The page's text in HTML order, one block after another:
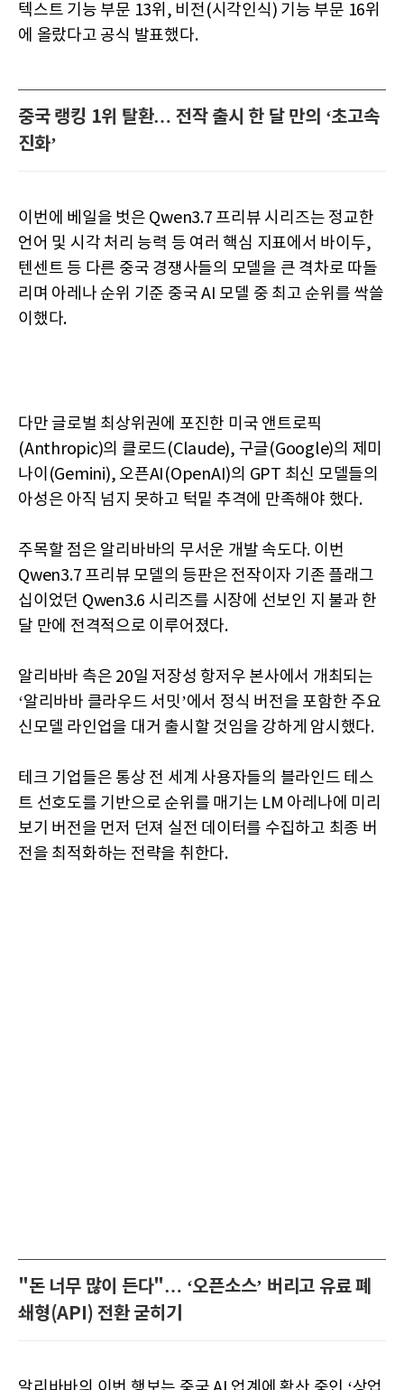
텍스트 기능 부문 13위, 비전(시각인식) 기능 부문 16위
에 올랐다고 공식 발표했다.
중국 랭킹 1위 탈환… 전작 출시 한 달 만의 ‘초고속
진화’
이번에 베일을 벗은 Qwen3.7 프리뷰 시리즈는 정교한
언어 및 시각 처리 능력 등 여러 핵심 지표에서 바이두,
텐센트 등 다른 중국 경쟁사들의 모델을 큰 격차로 따돌
리며 아레나 순위 기준 중국 AI 모델 중 최고 순위를 싹쓸
이했다.
다만 글로벌 최상위권에 포진한 미국 앤트로픽
(Anthropic)의 클로드(Claude), 구글(Google)의 제미
나이(Gemini), 오픈AI(OpenAI)의 GPT 최신 모델들의
아성은 아직 넘지 못하고 턱밑 추격에 만족해야 했다.
주목할 점은 알리바바의 무서운 개발 속도다. 이번
Qwen3.7 프리뷰 모델의 등판은 전작이자 기존 플래그
십이었던 Qwen3.6 시리즈를 시장에 선보인 지 불과 한
달 만에 전격적으로 이루어졌다.
알리바바 측은 20일 저장성 항저우 본사에서 개최되는
‘알리바바 클라우드 서밋’에서 정식 버전을 포함한 주요
신모델 라인업을 대거 출시할 것임을 강하게 암시했다.
테크 기업들은 통상 전 세계 사용자들의 블라인드 테스
트 선호도를 기반으로 순위를 매기는 LM 아레나에 미리
보기 버전을 먼저 던져 실전 데이터를 수집하고 최종 버
전을 최적화하는 전략을 취한다.
"돈 너무 많이 든다"… ‘오픈소스’ 버리고 유료 폐
쇄형(API) 전환 굳히기